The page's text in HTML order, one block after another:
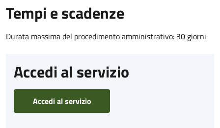
Tempi e scadenze
Durata massima del procedimento amministrativo: 30 giorni
Accedi al servizio
Accedi al servizio